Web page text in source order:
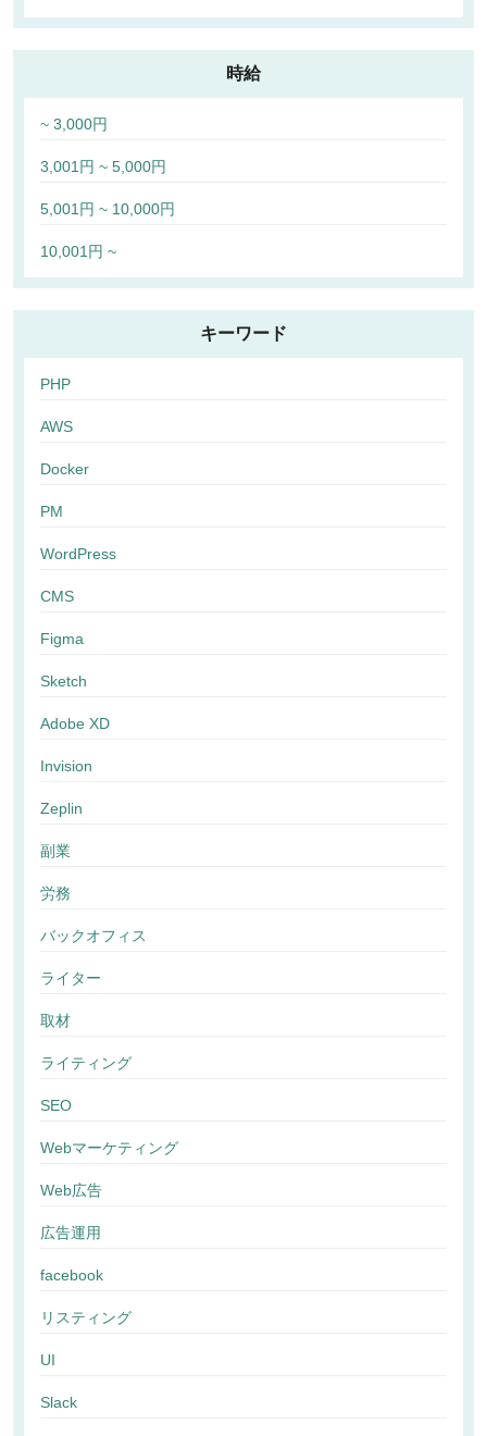
時給
~ 3,000円
3,001円 ~ 5,000円
5,001円 ~ 10,000円
10,001円 ~
キーワード
PHP
AWS
Docker
PM
WordPress
CMS
Figma
Sketch
Adobe XD
Invision
Zeplin
副業
労務
バックオフィス
ライター
取材
ライティング
SEO
Webマーケティング
Web広告
広告運用
facebook
リスティング
UI
Slack